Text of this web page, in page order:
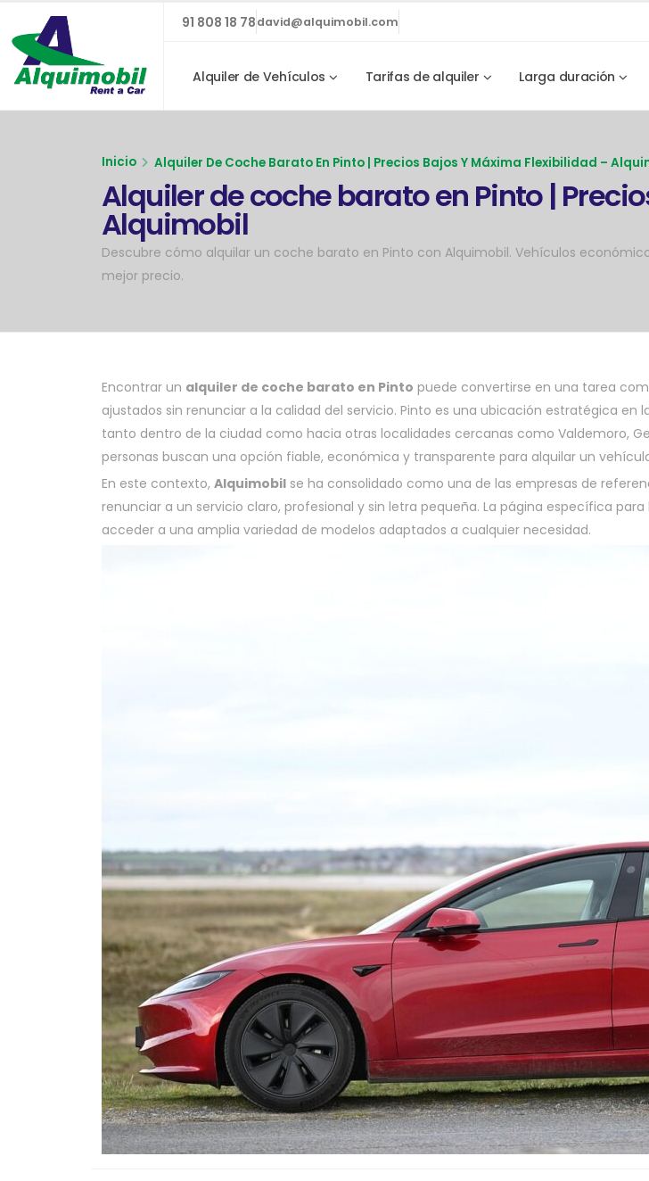
91 808 18 78david@alquimobil.com
Alquiler de Vehículos Tarifas de alquiler Larga duración
Inicio Alquiler De Coche Barato En Pinto | Precios Bajos Y Máxima Flexibilidad –
Alquiler de coche barato en Pinto |
Alquimobil
Descubre cómo alquilar un coche barato en Pinto con Alquimobil. Vehículos
mejor precio.
Encontrar un alquiler de coche barato en Pinto puede convertirse en una tarea
ajustados sin renunciar a la calidad del servicio. Pinto es una ubicación estratégica
tanto dentro de la ciudad como hacia otras localidades cercanas como Valdemoro,
personas buscan una opción fiable, económica y transparente para alquilar un
En este contexto, Alquimobil se ha consolidado como una de las empresas de
renunciar a un servicio claro, profesional y sin letra pequeña. La página específica para
acceder a una amplia variedad de modelos adaptados a cualquier necesidad.